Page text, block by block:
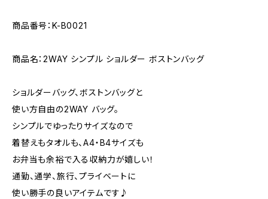
商品番号：K-B0021
商品名：2WAY シンプル ショルダー ボストンバッグ
ショルダーバッグ、ボストンバッグと
使い方自由の2WAY バッグ。
シンプルでゆったりサイズなので
着替えもタオルも、A4・B4サイズも
お弁当も余裕で入る収納力が嬉しい！
通勤、通学、旅行、プライベートに
使い勝手の良いアイテムです♪